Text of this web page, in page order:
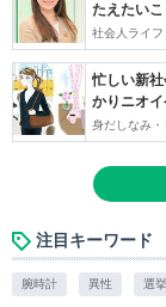
たえたいこ
社会人ライフ
忙しい新
かりニオイ
身だしなみ
注目キーワード
腕時計 異性 選挙